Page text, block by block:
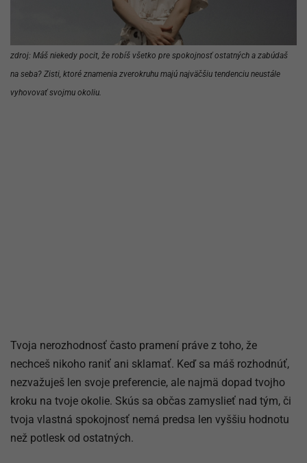
zdroj: Máš niekedy pocit, že robíš všetko pre spokojnosť ostatných a zabúdaš
na seba? Zisti, ktoré znamenia zverokruhu majú najväčšiu tendenciu neustále
vyhovovať svojmu okoliu.
Tvoja nerozhodnosť často pramení práve z toho, že
nechceš nikoho raniť ani sklamať. Keď sa máš rozhodnúť,
nezvažuješ len svoje preferencie, ale najmä dopad tvojho
kroku na tvoje okolie. Skús sa občas zamyslieť nad tým, či
tvoja vlastná spokojnosť nemá predsa len vyššiu hodnotu
než potlesk od ostatných.